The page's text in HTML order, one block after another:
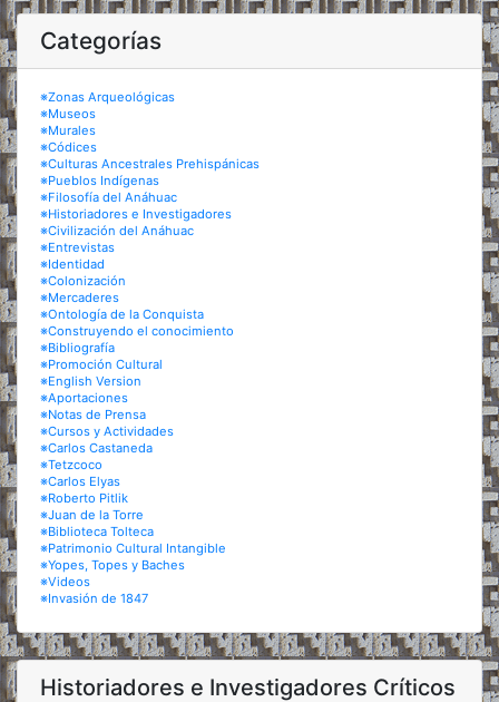
Categorías
※Zonas Arqueológicas
※Museos
※Murales
※Códices
※Culturas Ancestrales Prehispánicas
※Pueblos Indígenas
※Filosofía del Anáhuac
※Historiadores e Investigadores
※Civilización del Anáhuac
※Entrevistas
※Identidad
※Colonización
※Mercaderes
※Ontología de la Conquista
※Construyendo el conocimiento
※Bibliografía
※Promoción Cultural
※English Version
※Aportaciones
※Notas de Prensa
※Cursos y Actividades
※Carlos Castaneda
※Tetzcoco
※Carlos Elyas
※Roberto Pitlik
※Juan de la Torre
※Biblioteca Tolteca
※Patrimonio Cultural Intangible
※Yopes, Topes y Baches
※Videos
※Invasión de 1847
Historiadores e Investigadores Críticos